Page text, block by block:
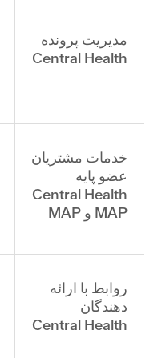
مدیریت پرونده
Central Health
خدمات مشتریان
عضو پایه
Central Health
MAP و MAP
روابط با ارائه
دهندگان
Central Health